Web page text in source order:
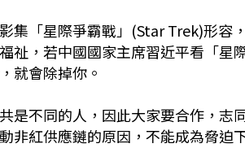
集「星際爭霸戰」(Star Trek)形容
祉，若中國國家主席習近平看「
就會除掉你。
是不同的人，因此大家要合作，志
非紅供應鏈的原因，不能成為脅迫